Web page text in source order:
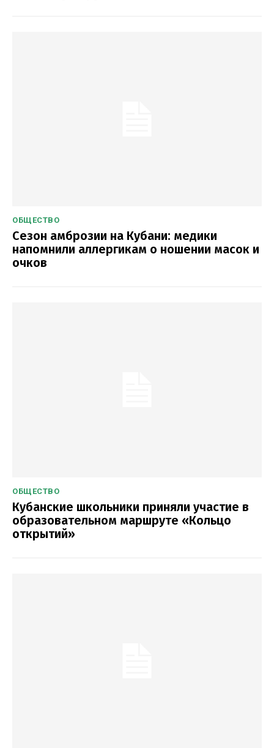
ОБЩЕСТВО
Сезон амброзии на Кубани: медики
напомнили аллергикам о ношении масок и
очков
ОБЩЕСТВО
Кубанские школьники приняли участие в
образовательном маршруте «Кольцо
открытий»